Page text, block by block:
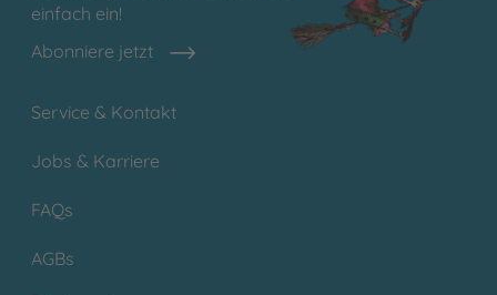
einfach ein!
Abonniere jetzt
Service & Kontakt
Jobs & Karriere
FAQs
AGBs